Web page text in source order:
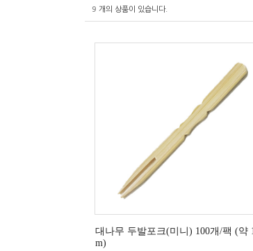
9 개의 상품이 있습니다.
대나무 두발포크(미니) 100개/팩 (약
m)